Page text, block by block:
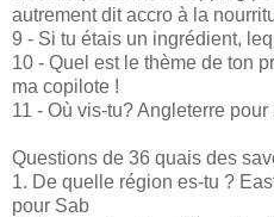
autrement dit accro à la
9 - Si tu étais un ingrédient,
10 - Quel est le thème de ton
ma copilote !
11 - Où vis-tu? Angleterre
Questions de 36 quais des
1. De quelle région es-tu ?
pour Sab